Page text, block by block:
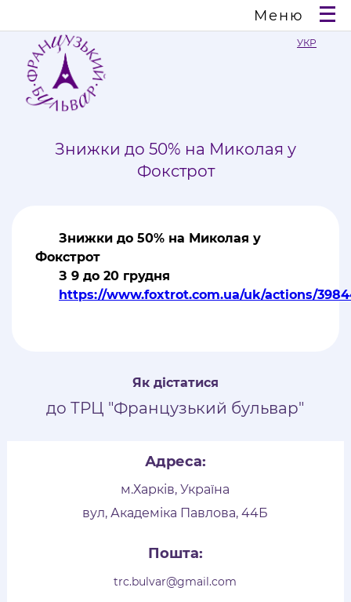
Меню
УКР
Знижки до 50% на Миколая у
Фокстрот
Знижки до 50% на Миколая у
Фокстрот
З 9 до 20 грудня
https://www.foxtrot.com.ua/uk/actions/
Як дістатися
до ТРЦ "Французький бульвар"
Адреса:
м.Харків, Україна
вул, Академіка Павлова, 44Б
Пошта:
trc.bulvar@gmail.com